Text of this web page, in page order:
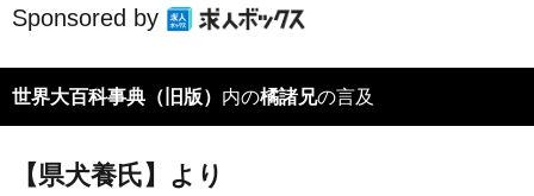
Sponsored by
世界大百科事典（旧版） 内の橘諸兄の言及
【県犬養氏】より